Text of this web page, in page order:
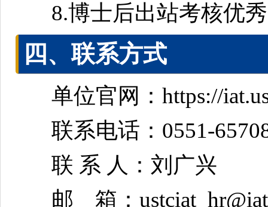
8.博士后出站考核优
四、联系方式
单位官网：https://
联系电话：0551-
联 系 人：刘广兴
邮 箱：